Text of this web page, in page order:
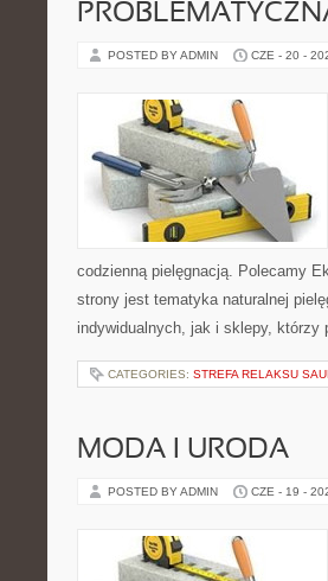
POSTED BY ADMIN CZE - 20 -
codzienną pielęgnacją. Polecamy
strony jest tematyka naturalnej
indywidualnych, jak i sklepy,
CATEGORIES: STREFA RELAKSU
MODA I URODA
POSTED BY ADMIN CZE - 19 -